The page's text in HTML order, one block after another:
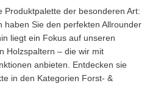
Produktpalette der besonderen Art:
haben Sie den perfekten Allrounder
liegt ein Fokus auf unseren
Holzspaltern – die wir mit
anbieten. Entdecken sie
in den Kategorien Forst- &